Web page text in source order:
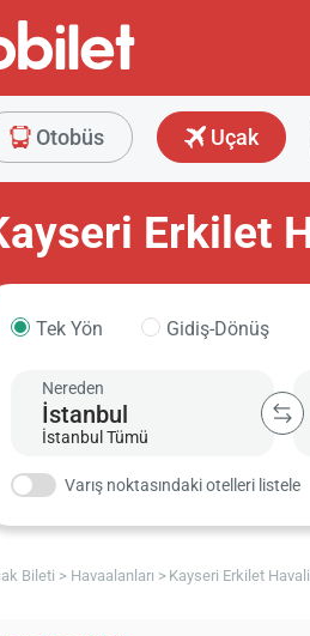
Otobüs Uçak
Erkilet
Tek Yön Gidiş-Dönüş
Nereden
İstanbul Tümü
Varış noktasındaki otelleri listele
Bileti Havaalanları Kayseri Erkilet